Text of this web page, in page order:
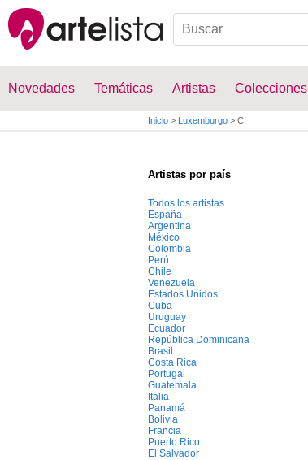
Novedades Temáticas Artistas Colecciones
Inicio > Luxemburgo > C
Artistas por país
Todos los artistas
España
Argentina
México
Colombia
Perú
Chile
Venezuela
Estados Unidos
Cuba
Uruguay
Ecuador
República Dominicana
Brasil
Costa Rica
Portugal
Guatemala
Italia
Panamá
Bolivia
Francia
Puerto Rico
El Salvador